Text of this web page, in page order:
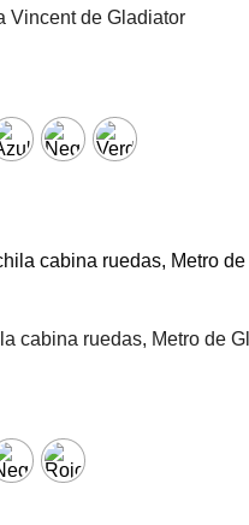
Vincent de Gladiator
cabina ruedas, Metro de